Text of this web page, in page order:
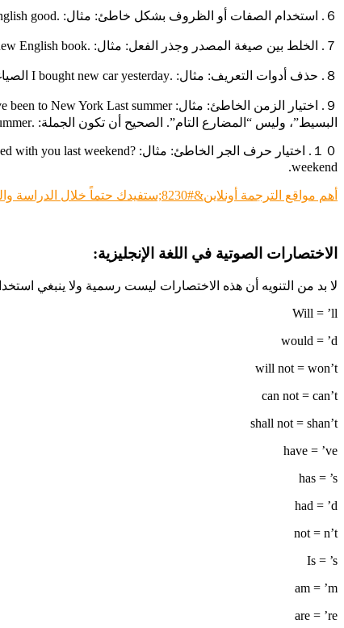
６. استخدام الصفات أو الظروف بشكل خاطئ: مثال: .I want to speak English good الصياغة الصحيحة: .I want to speak English well
７. الخلط بين صيغة المصدر وجذر الفعل: مثال: .I must to buy a new English book الصياغة الصحيحة: .I must buy a new English book
８. حذف أدوات التعريف: مثال: .I bought new car yesterday الصياغة الصحيحة: .I bought a new car yesterday
البسيط”، وليس “المضارع التام”. الصحيح أن تكون الجملة: .I was in New York last summer
weekend.
أهم مواقع الترجمة أونلاين&#8230;ستفيدك حتماً خلال الدراسة والعمل
الاختصارات الصوتية في اللغة الإنجليزية:
لا بد من التنويه أن هذه الاختصارات ليست رسمية ولا ينبغي
Will = ’ll
would = ’d
will not = won’t
can not = can’t
shall not = shan’t
have = ’ve
has = ’s
had = ’d
not = n’t
Is = ’s
am = ’m
are = ’re